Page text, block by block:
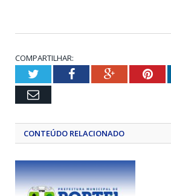
COMPARTILHAR:
TwitterFacebookGoogle+
Email
CONTEÚDO RELACIONADO